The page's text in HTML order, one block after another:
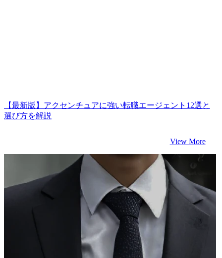
【最新版】アクセンチュアに強い転職エージェント12選と
選び方を解説
View More